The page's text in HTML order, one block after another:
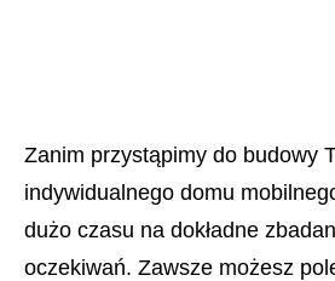
Zanim przystąpimy do budowy
indywidualnego domu
dużo czasu na dokładne
oczekiwań. Zawsze możesz